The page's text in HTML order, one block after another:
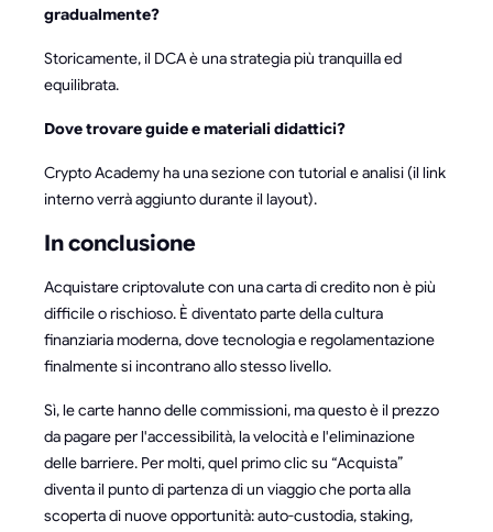
gradualmente?
Storicamente, il DCA è una strategia più tranquilla ed
equilibrata.
Dove trovare guide e materiali didattici?
Crypto Academy ha una sezione con tutorial e analisi (il link
interno verrà aggiunto durante il layout).
In conclusione
Acquistare criptovalute con una carta di credito non è più
difficile o rischioso. È diventato parte della cultura
finanziaria moderna, dove tecnologia e regolamentazione
finalmente si incontrano allo stesso livello.
Sì, le carte hanno delle commissioni, ma questo è il prezzo
da pagare per l'accessibilità, la velocità e l'eliminazione
delle barriere. Per molti, quel primo clic su “Acquista”
diventa il punto di partenza di un viaggio che porta alla
scoperta di nuove opportunità: auto-custodia, staking,